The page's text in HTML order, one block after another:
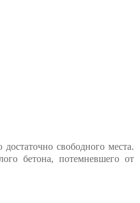
свободного места.
бетона, потемневшего от